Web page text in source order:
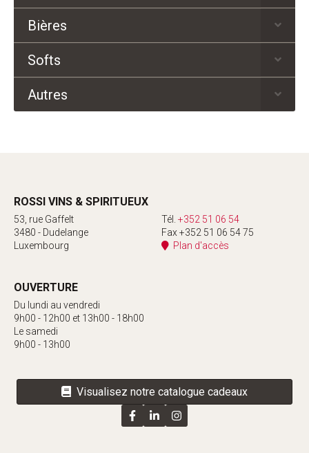
Bières
Softs
Autres
ROSSI VINS & SPIRITUEUX
53, rue Gaffelt
3480 - Dudelange
Luxembourg
Tél. +352 51 06 54
Fax +352 51 06 54 75
Plan d'accès
OUVERTURE
Du lundi au vendredi
9h00 - 12h00 et 13h00 - 18h00
Le samedi
9h00 - 13h00
Visualisez notre catalogue cadeaux